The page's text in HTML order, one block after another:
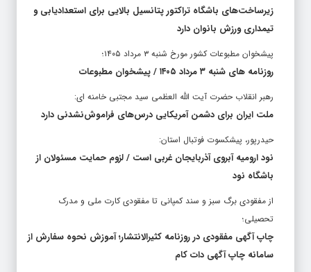
زیرساخت‌های باشگاه تراکتور پتانسیل بالایی برای استعدادیابی و
تیمداری ورزش بانوان دارد
پیشخوان مطبوعات کشور مورخ شنبه ۳ مرداد ۱۴۰۵؛
روزنامه های شنبه ۳ مرداد ۱۴۰۵ / پیشخوان مطبوعات
رهبر انقلاب حضرت آیت الله العظمی سید مجتبی خامنه ای:
ملت ایران برای دشمن آمریکایی درس‌های فراموش‌نشدنی دارد
حیدرپور، پیشکسوت فوتبال استان:
نود ارومیه آبروی آذربایجان غربی است / لزوم حمایت مسئولان از
باشگاه نود
از مفقودی برگ سبز و سند کمپانی تا مفقودی کارت ملی و مدرک
تحصیلی؛
چاپ آگهی مفقودی در روزنامه کثیرالانتشار؛ آموزش نحوه سفارش از
سامانه چاپ آگهی دات کام